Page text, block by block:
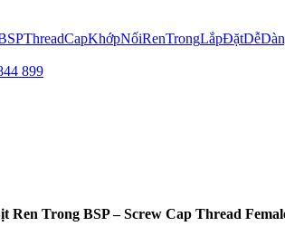
KhớpNốiRenTrong
899
Ren Trong BSP – Screw Cap Thread